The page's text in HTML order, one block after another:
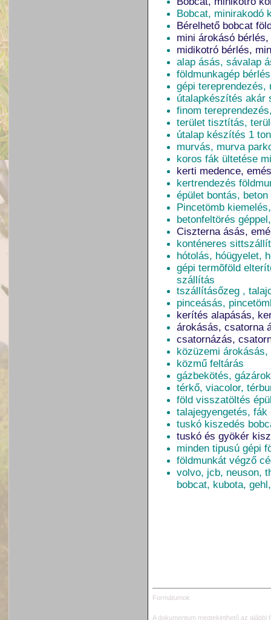
Bobcat, minirakodó
Bérelhető bobcat
mini árokásó
midikotró bérlés,
alap ásás, sávalap
földmunkagép
gépi
útalapkészítés akár
finom
terület tisztítás,
útalap készítés 1
murvás, murva
koros fák ültetése
kerti medence,
kertrendezés
épület bontás,
Pincetömb
betonfeltörés
Ciszterna ásás,
konténeres
hótolás, hóügyelet,
gépi termõföld
szállítás
tszállításőzeg ,
pinceásás,
kerítés alapásás,
árokásás, csatorna
csatornázás,
közüzemi
közmű feltárás
gázbekötés,
térkő, viacolor,
föld visszatöltés
talajegyengetés,
tuskó kiszedés
tuskó és gyökér
minden tipusú gépi
földmunkát végző
volvo, jcb, neuson,
bobcat, kubota,
Formátumok
A dokumentum megtekinthető az alábbi